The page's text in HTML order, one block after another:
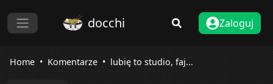
docchi Zaloguj
Home Komentarze lubię to studio, faj...